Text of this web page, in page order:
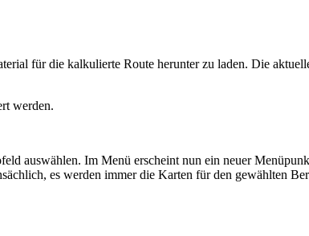
für die kalkulierte Route herunter zu laden. Die
werden.
auswählen. Im Menü erscheint nun ein neuer
es werden immer die Karten für den gewählten